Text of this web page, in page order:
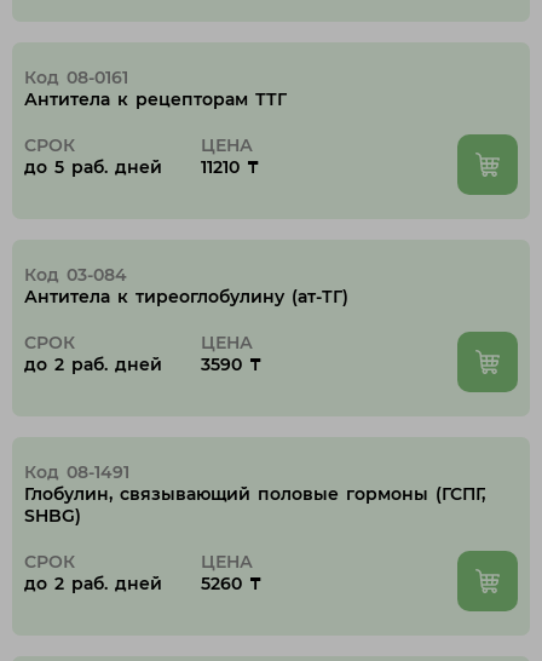
Код 08-0161
Антитела к рецепторам ТТГ
СРОК
до 5 раб. дней
ЦЕНА
11210 ₸
Код 03-084
Антитела к тиреоглобулину (ат-ТГ)
СРОК
до 2 раб. дней
ЦЕНА
3590 ₸
Код 08-1491
Глобулин, связывающий половые гормоны (ГСПГ,
SHBG)
СРОК
до 2 раб. дней
ЦЕНА
5260 ₸